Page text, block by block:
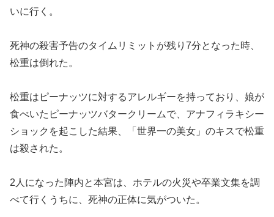
いに行く。
死神の殺害予告のタイムリミットが残り7分となった時、
松重は倒れた。
松重はピーナッツに対するアレルギーを持っており、娘が
食べいたピーナッツバタークリームで、アナフィラキシー
ショックを起こした結果、「世界一の美女」のキスで松重
は殺された。
2人になった陣内と本宮は、ホテルの火災や卒業文集を調
べて行くうちに、死神の正体に気がついた。